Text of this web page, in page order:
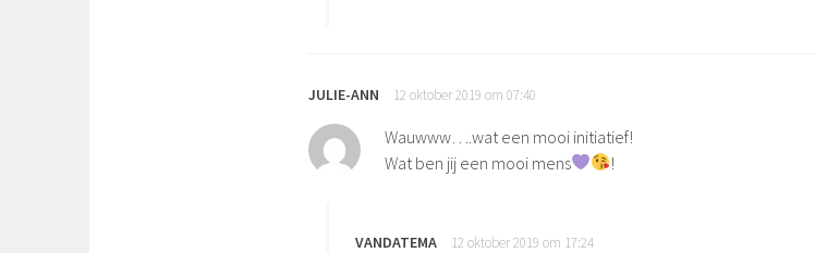
JULIE-ANN 12 oktober 2019 om 07:40
Wauwww….wat een mooi initiatief!
Wat ben jij een mooi mens
!
VANDATEMA 12 oktober 2019 om 17:24